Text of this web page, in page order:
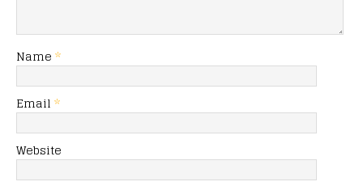
Name *
Email *
Website